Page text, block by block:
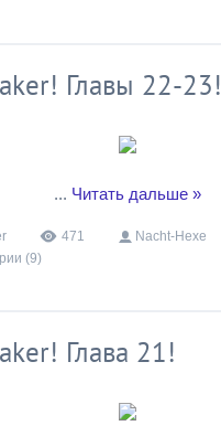
Главы 22-23!
... Читать дальше »
471 Nacht-Hexe
(9)
Глава 21!